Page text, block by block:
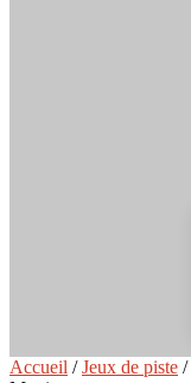
Accueil /Jeux de piste /